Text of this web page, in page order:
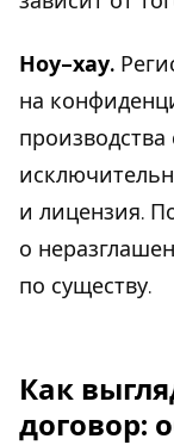
Ноу-хау.
на
и лицензия.
о
по существу.
Как
договор: